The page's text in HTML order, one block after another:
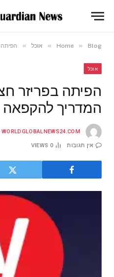
Home » Blog
» אוכל » הפיתה
אוכל
הפיתה בפריזר
המדריך להקפאה
WORLDGLOBALNEWS24.COM
אין תגובות 0
VIEWS